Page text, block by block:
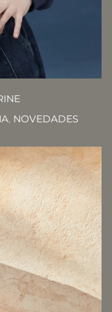
, NOVEDADES